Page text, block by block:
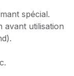
spécial.
avant utilisation